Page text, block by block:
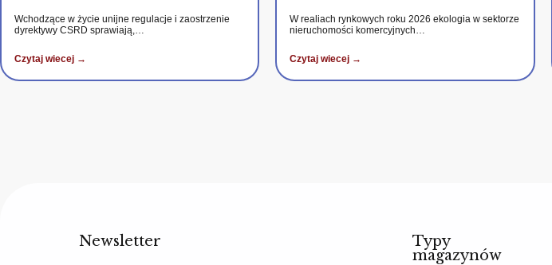
Wchodzące w życie unijne regulacje i zaostrzenie
dyrektywy CSRD sprawiają,…
Czytaj wiecej →
W realiach rynkowych roku 2026 ekologia w sektorze
nieruchomości komercyjnych…
Czytaj wiecej →
Newsletter
Typy
magazynów